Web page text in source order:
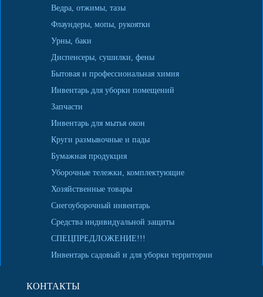
Ведра, отжимы, тазы
Флаундеры, мопы, рукоятки
Урны, баки
Диспенсеры, сушилки, фены
Бытовая и профессиональная химия
Инвентарь для уборки помещений
Запчасти
Инвентарь для мытья окон
Круги размывочные и пады
Бумажная продукция
Уборочные тележки, комплектующие
Хозяйственные товары
Снегоуборочный инвентарь
Средства индивидуальной защиты
СПЕЦПРЕДЛОЖЕНИЕ!!!
Инвентарь садовый и для уборки территории
КОНТАКТЫ